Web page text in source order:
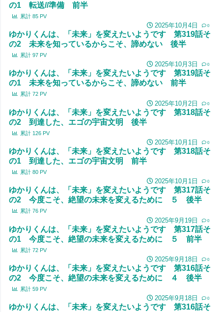
の1 転送//準備 前半
累計 85 PV
2025年10月4日 0
ゆかりくんは、「未来」を変えたいようです 第319話そ
の2 未来を知っているからこそ、諦めない 後半
累計 97 PV
2025年10月3日 0
ゆかりくんは、「未来」を変えたいようです 第319話そ
の1 未来を知っているからこそ、諦めない 前半
累計 72 PV
2025年10月2日 0
ゆかりくんは、「未来」を変えたいようです 第318話そ
の2 到達した、エゴの宇宙文明 後半
累計 126 PV
2025年10月1日 0
ゆかりくんは、「未来」を変えたいようです 第318話そ
の1 到達した、エゴの宇宙文明 前半
累計 80 PV
2025年10月1日 0
ゆかりくんは、「未来」を変えたいようです 第317話そ
の2 今度こそ、絶望の未来を変えるために ５ 後半
累計 76 PV
2025年9月19日 0
ゆかりくんは、「未来」を変えたいようです 第317話そ
の1 今度こそ、絶望の未来を変えるために ５ 前半
累計 72 PV
2025年9月18日 0
ゆかりくんは、「未来」を変えたいようです 第316話そ
の2 今度こそ、絶望の未来を変えるために ４ 後半
累計 59 PV
2025年9月18日 0
ゆかりくんは、「未来」を変えたいようです 第316話そ